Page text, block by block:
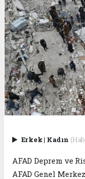
Erkek| Kadın
AFAD Deprem ve
AFAD Genel